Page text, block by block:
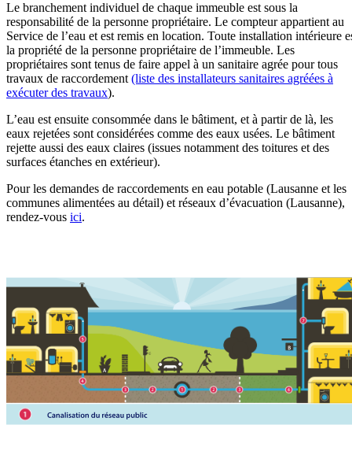
Le branchement individuel de chaque immeuble est sous la
responsabilité de la personne propriétaire. Le compteur appartient au
Service de l’eau et est remis en location. Toute installation intérieure
la propriété de la personne propriétaire de l’immeuble. Les
propriétaires sont tenus de faire appel à un sanitaire agrée pour tous
travaux de raccordement (liste des installateurs sanitaires agréées à
exécuter des travaux).
L’eau est ensuite consommée dans le bâtiment, et à partir de là, les
eaux rejetées sont considérées comme des eaux usées. Le bâtiment
rejette aussi des eaux claires (issues notamment des toitures et des
surfaces étanches en extérieur).
Pour les demandes de raccordements en eau potable (Lausanne et les
communes alimentées au détail) et réseaux d’évacuation (Lausanne),
rendez-vous ici.